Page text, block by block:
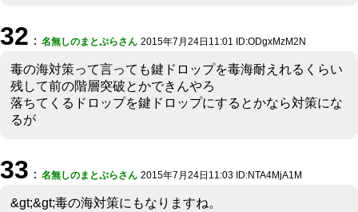
32 ： 名無しのまとぷらさん 2015年7月24日11:01 ID:ODgxMzM2N
毒の海対策って言っても鍵ドロップを毒海耐えれるくらい
残して前の階層突破とかできんやろ
落ちてくるドロップを鍵ドロップにするとかなら対策にな
るが
33 ： 名無しのまとぷらさん 2015年7月24日11:03 ID:NTA4MjA1M
&gt;&gt;毒の海対策にもなりますね。